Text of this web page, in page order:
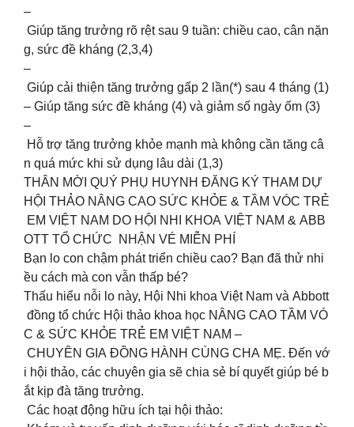
–
Giúp tăng trưởng rõ rệt sau 9 tuần: chiều cao, cân nặn
g, sức đề kháng (2,3,4)
–
Giúp cải thiện tăng trưởng gấp 2 lần(*) sau 4 tháng (1)
– Giúp tăng sức đề kháng (4) và giảm số ngày ốm (3)
–
Hỗ trợ tăng trưởng khỏe mạnh mà không cần tăng câ
n quá mức khi sử dụng lâu dài (1,3)
THÂN MỜI QUÝ PHỤ HUYNH ĐĂNG KÝ THAM DỰ
HỘI THẢO NÂNG CAO SỨC KHỎE & TẦM VÓC TRẺ
EM VIỆT NAM DO HỘI NHI KHOA VIỆT NAM & ABB
OTT TỔ CHỨC NHẬN VÉ MIỄN PHÍ
Bạn lo con chậm phát triển chiều cao? Bạn đã thử nhi
ều cách mà con vẫn thấp bé?
Thấu hiểu nỗi lo này, Hội Nhi khoa Việt Nam và Abbott
đồng tổ chức Hội thảo khoa học NÂNG CAO TẦM VÓ
C & SỨC KHỎE TRẺ EM VIỆT NAM –
CHUYÊN GIA ĐỒNG HÀNH CÙNG CHA MẸ. Đến vớ
i hội thảo, các chuyên gia sẽ chia sẻ bí quyết giúp bé b
ắt kịp đà tăng trưởng.
Các hoạt động hữu ích tại hội thảo: